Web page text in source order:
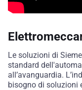
Le soluzioni di
standard
all’avanguardia.
bisogno di soluzioni